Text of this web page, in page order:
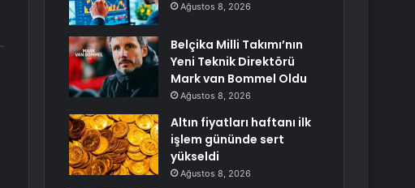
Ağustos 8, 2026
Belçika Milli Takımı’nın
Yeni Teknik Direktörü
Mark van Bommel Oldu
Ağustos 8, 2026
Altın fiyatları haftanı ilk
işlem gününde sert
yükseldi
Ağustos 8, 2026